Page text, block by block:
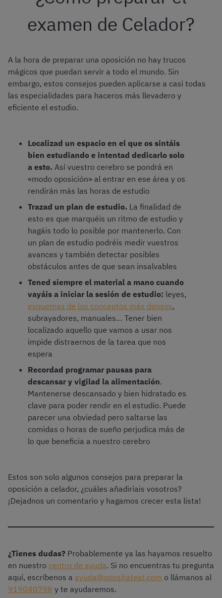
examen de Celador?
A la hora de preparar una oposición no hay trucos
mágicos que puedan servir a todo el mundo. Sin
embargo, estos consejos pueden aplicarse a casi todas
las especialidades para haceros más llevadero y
eficiente el estudio.
Localizad un espacio en el que os sintáis
bien estudiando e intentad dedicarlo solo
a esto. Así vuestro cerebro se pondrá en
«modo oposición» al entrar en ese área y os
rendirán más las horas de estudio
Trazad un plan de estudio. La finalidad de
esto es que marquéis un ritmo de estudio y
hagáis todo lo posible por mantenerlo. Con
un plan de estudio podréis medir vuestros
avances y también detectar posibles
obstáculos antes de que sean insalvables
Tened siempre el material a mano cuando
vayáis a iniciar la sesión de estudio: leyes,
esquemas de los conceptos más densos,
subrayadores, manuales… Tener bien
localizado aquello que vamos a usar nos
impide distraernos de la tarea que nos
espera
Recordad programar pausas para
descansar y vigilad la alimentación.
Mantenerse descansado y bien hidratado es
clave para poder rendir en el estudio. Puede
parecer una obviedad pero saltarse las
comidas o horas de sueño perjudica más de
lo que beneficia a nuestro cerebro
Estos son solo algunos consejos para preparar la
oposición a celador, ¿cuáles añadiríais vosotros?
¡Dejadnos un comentario y hagamos crecer esta lista!
¿Tienes dudas? Probablemente ya las hayamos resuelto
en nuestro centro de ayuda. Si no encuentras tu pregunta
aquí, escríbenos a ayuda@opositatest.com o llámanos al
919040798 y te ayudaremos.